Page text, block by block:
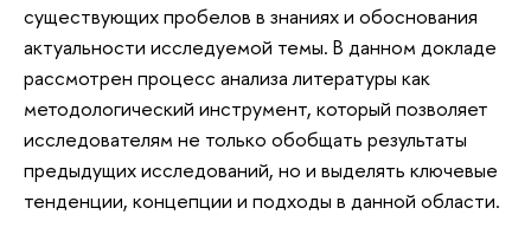
существующих пробелов в знаниях и обоснования
актуальности исследуемой темы. В данном докладе
рассмотрен процесс анализа литературы как
методологический инструмент, который позволяет
исследователям не только обобщать результаты
предыдущих исследований, но и выделять ключевые
тенденции, концепции и подходы в данной области.